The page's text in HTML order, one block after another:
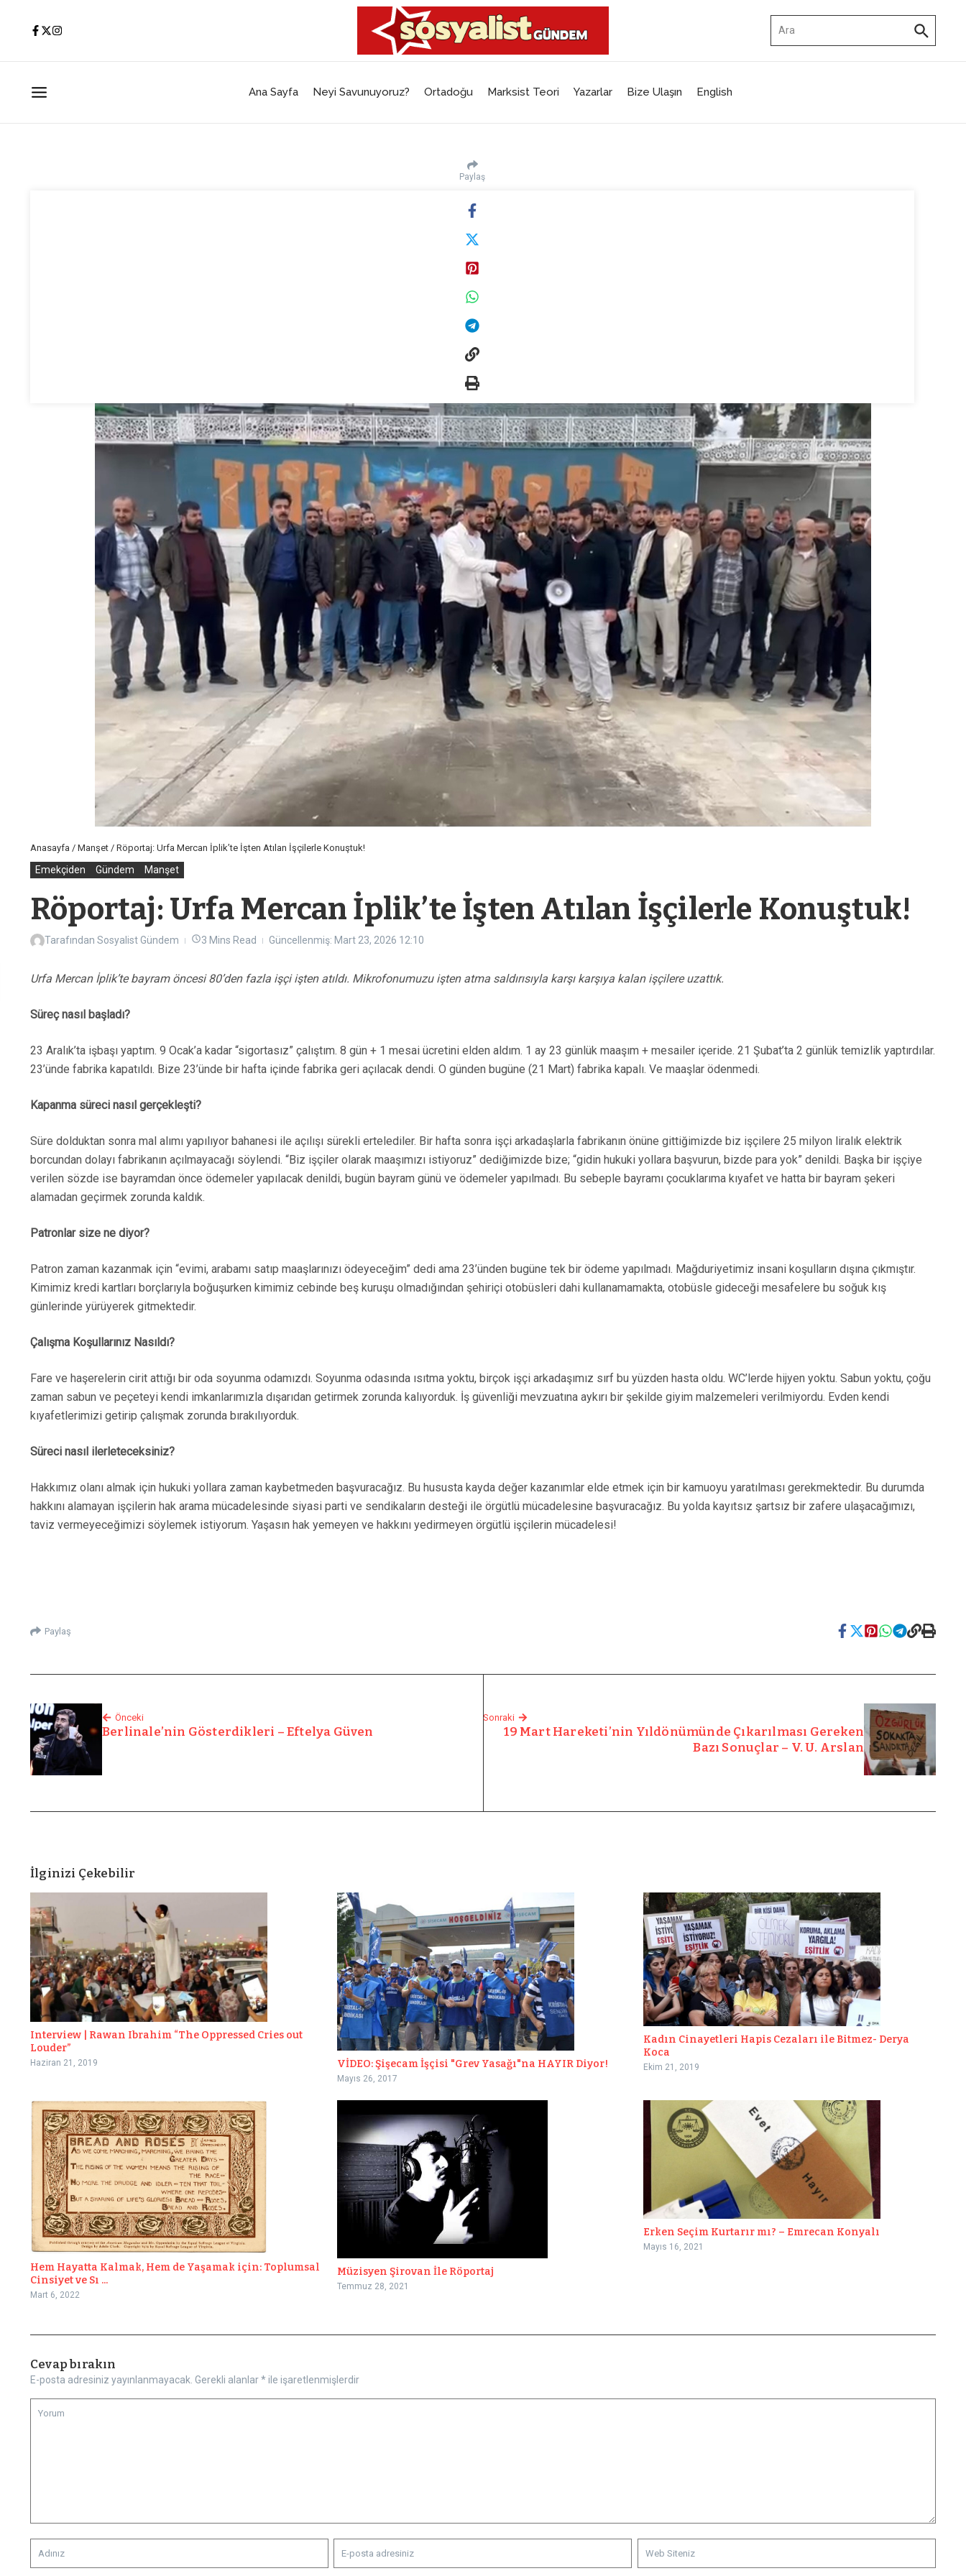
Ana Sayfa Neyi Savunuyoruz? Ortadoğu Marksist Teori Yazarlar Bize Ulaşın English
Paylaş
Anasayfa / Manşet / Röportaj: Urfa Mercan İplik’te İşten Atılan İşçilerle Konuştuk!
Emekçiden Gündem Manşet
Röportaj: Urfa Mercan İplik’te İşten Atılan İşçilerle Konuştuk!
Tarafından Sosyalist Gündem 3 Mins Read Güncellenmiş: Mart 23, 2026 12:10
Urfa Mercan İplik’te bayram öncesi 80’den fazla işçi işten atıldı. Mikrofonumuzu işten atma saldırısıyla karşı karşıya kalan işçilere uzattık.
Süreç nasıl başladı?
23 Aralık’ta işbaşı yaptım. 9 Ocak’a kadar “sigortasız” çalıştım. 8 gün + 1 mesai ücretini elden aldım. 1 ay 23 günlük maaşım + mesailer içeride. 21 Şubat’ta 2 günlük temizlik yaptırdılar.
23’ünde fabrika kapatıldı. Bize 23’ünde bir hafta içinde fabrika geri açılacak dendi. O günden bugüne (21 Mart) fabrika kapalı. Ve maaşlar ödenmedi.
Kapanma süreci nasıl gerçekleşti?
Süre dolduktan sonra mal alımı yapılıyor bahanesi ile açılışı sürekli ertelediler. Bir hafta sonra işçi arkadaşlarla fabrikanın önüne gittiğimizde biz işçilere 25 milyon liralık elektrik
borcundan dolayı fabrikanın açılmayacağı söylendi. “Biz işçiler olarak maaşımızı istiyoruz” dediğimizde bize; “gidin hukuki yollara başvurun, bizde para yok” denildi. Başka bir işçiye
verilen sözde ise bayramdan önce ödemeler yapılacak denildi, bugün bayram günü ve ödemeler yapılmadı. Bu sebeple bayramı çocuklarıma kıyafet ve hatta bir bayram şekeri
alamadan geçirmek zorunda kaldık.
Patronlar size ne diyor?
Patron zaman kazanmak için “evimi, arabamı satıp maaşlarınızı ödeyeceğim” dedi ama 23’ünden bugüne tek bir ödeme yapılmadı. Mağduriyetimiz insani koşulların dışına çıkmıştır.
Kimimiz kredi kartları borçlarıyla boğuşurken kimimiz cebinde beş kuruşu olmadığından şehiriçi otobüsleri dahi kullanamamakta, otobüsle gideceği mesafelere bu soğuk kış
günlerinde yürüyerek gitmektedir.
Çalışma Koşullarınız Nasıldı?
Fare ve haşerelerin cirit attığı bir oda soyunma odamızdı. Soyunma odasında ısıtma yoktu, birçok işçi arkadaşımız sırf bu yüzden hasta oldu. WC’lerde hijyen yoktu. Sabun yoktu, çoğu
zaman sabun ve peçeteyi kendi imkanlarımızla dışarıdan getirmek zorunda kalıyorduk. İş güvenliği mevzuatına aykırı bir şekilde giyim malzemeleri verilmiyordu. Evden kendi
kıyafetlerimizi getirip çalışmak zorunda bırakılıyorduk.
Süreci nasıl ilerleteceksiniz?
Hakkımız olanı almak için hukuki yollara zaman kaybetmeden başvuracağız. Bu hususta kayda değer kazanımlar elde etmek için bir kamuoyu yaratılması gerekmektedir. Bu durumda
hakkını alamayan işçilerin hak arama mücadelesinde siyasi parti ve sendikaların desteği ile örgütlü mücadelesine başvuracağız. Bu yolda kayıtsız şartsız bir zafere ulaşacağımızı,
taviz vermeyeceğimizi söylemek istiyorum. Yaşasın hak yemeyen ve hakkını yedirmeyen örgütlü işçilerin mücadelesi!
Paylaş
Önceki
Berlinale’nin Gösterdikleri – Eftelya Güven
Sonraki
19 Mart Hareketi’nin Yıldönümünde Çıkarılması Gereken
Bazı Sonuçlar – V. U. Arslan
İlginizi Çekebilir
Interview | Rawan Ibrahim “The Oppressed Cries out
Louder”
Haziran 21, 2019 VİDEO: Şişecam İşçisi "Grev Yasağı"na HAYIR Diyor!
Mayıs 26, 2017
Kadın Cinayetleri Hapis Cezaları ile Bitmez- Derya
Koca
Ekim 21, 2019
Hem Hayatta Kalmak, Hem de Yaşamak için: Toplumsal
Cinsiyet ve Sı ...
Mart 6, 2022
Müzisyen Şirovan İle Röportaj
Temmuz 28, 2021
Erken Seçim Kurtarır mı? – Emrecan Konyalı
Mayıs 16, 2021
Cevap bırakın
E-posta adresiniz yayınlanmayacak. Gerekli alanlar*ile işaretlenmişlerdir